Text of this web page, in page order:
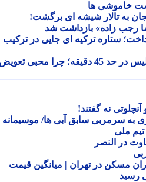
ها
تالار شیشه ای برگشت!
زاده» بازداشت شد
ستاره ترکیه ای جایی در ترکیب
خرید جدید و مهم تیم پرسپولیس در حد 45 دقیقه؛ چرا محبی تعویض
نه گفتند!
هزار دلاری به سرمربی سابق آبی ها/ موسیمانه با
ملی
در النصر
مسکن در تهران | میانگین قیمت